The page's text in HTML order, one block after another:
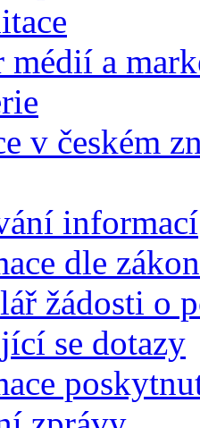
médií a
v českém
informací
dle
žádosti o
se dotazy